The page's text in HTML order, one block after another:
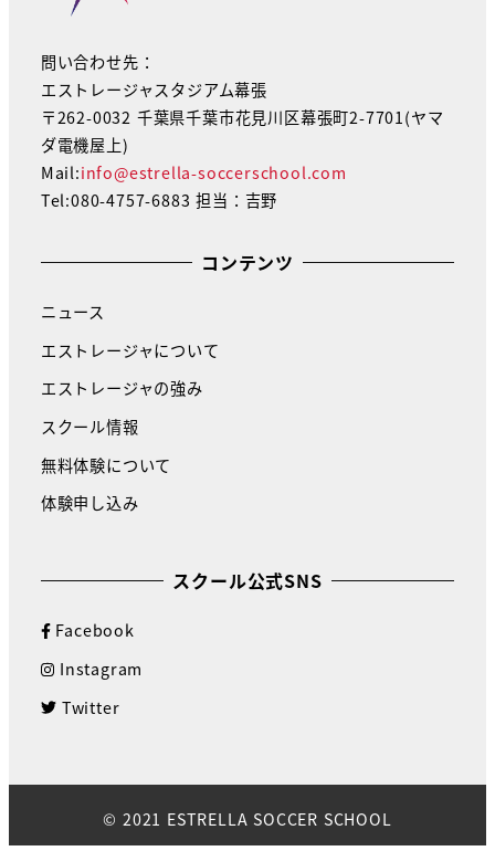
問い合わせ先：
エストレージャスタジアム幕張
〒262-0032 千葉県千葉市花見川区幕張町2-7701(ヤマ
ダ電機屋上)
Mail:info@estrella-soccerschool.com
Tel:080-4757-6883 担当：吉野
コンテンツ
ニュース
エストレージャについて
エストレージャの強み
スクール情報
無料体験について
体験申し込み
スクール公式SNS
Facebook
Instagram
Twitter
© 2021 ESTRELLA SOCCER SCHOOL